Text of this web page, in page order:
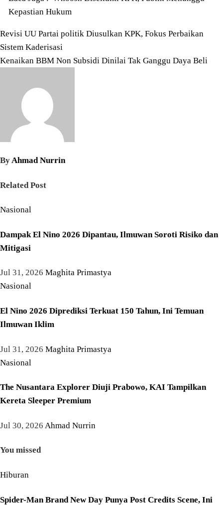
Kepastian Hukum
Navigasi
pos
Revisi UU Partai politik Diusulkan KPK, Fokus Perbaikan
Sistem Kaderisasi
Kenaikan BBM Non Subsidi Dinilai Tak Ganggu Daya Beli
ByAhmad Nurrin
Related Post
Nasional
Dampak El Nino 2026 Dipantau, Ilmuwan Soroti Risiko dan
Mitigasi
Jul 31, 2026 Maghita Primastya
Nasional
El Nino 2026 Diprediksi Terkuat 150 Tahun, Ini Temuan
Ilmuwan Iklim
Jul 31, 2026 Maghita Primastya
Nasional
The Nusantara Explorer Diuji Prabowo, KAI Tampilkan
Kereta Sleeper Premium
Jul 30, 2026 Ahmad Nurrin
You missed
Hiburan
Spider-Man Brand New Day Punya Post Credits Scene, Ini